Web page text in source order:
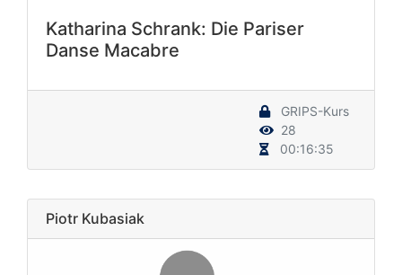
Katharina Schrank: Die Pariser
Danse Macabre
GRIPS-Kurs
28
00:16:35
Piotr Kubasiak